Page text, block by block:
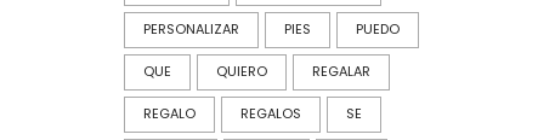
PERSONALIZAR PIES PUEDO
QUE QUIERO REGALAR
REGALO REGALOS SE